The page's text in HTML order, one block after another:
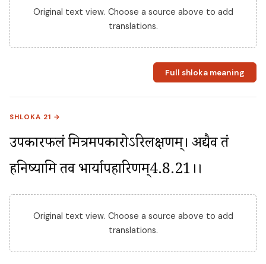
Original text view. Choose a source above to add
translations.
Full shloka meaning
SHLOKA 21 →
उपकारफलं मित्रमपकारोऽरिलक्षणम्। अद्यैव तं
हनिष्यामि तव भार्यापहारिणम्4.8.21।।
Original text view. Choose a source above to add
translations.